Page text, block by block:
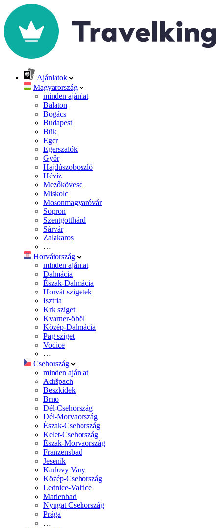
Ajánlatok
Magyarország
minden ajánlat
Balaton
Bogács
Budapest
Bük
Eger
Egerszalók
Győr
Hajdúszoboszló
Hévíz
Mezőkövesd
Miskolc
Mosonmagyaróvár
Sopron
Szentgotthárd
Sárvár
Zalakaros
…
Horvátország
minden ajánlat
Dalmácia
Észak-Dalmácia
Horvát szigetek
Isztria
Krk sziget
Kvarner-öböl
Közép-Dalmácia
Pag sziget
Vodice
…
Csehország
minden ajánlat
Adršpach
Beszkidek
Brno
Dél-Csehország
Dél-Morvaország
Észak-Csehország
Kelet-Csehország
Észak-Morvaország
Franzensbad
Jeseník
Karlovy Vary
Közép-Csehország
Lednice-Valtice
Marienbad
Nyugat Csehország
Prága
…